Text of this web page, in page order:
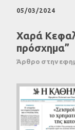
05/03/2024
Χαρά
πρόσχημα”
Άρθρο στην